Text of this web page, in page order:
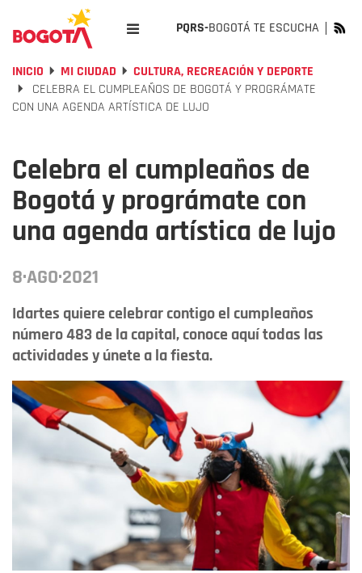
PQRS-BOGOTÁ TE ESCUCHA
INICIO MI CIUDAD
CULTURA, RECREACIÓN Y DEPORTE
CELEBRA EL CUMPLEAÑOS DE BOGOTÁ Y PROGRÁMATE
CON UNA AGENDA ARTÍSTICA DE LUJO
Celebra el cumpleaños de
Bogotá y prográmate con
una agenda artística de lujo
8·AGO·2021
Idartes quiere celebrar contigo el cumpleaños
número 483 de la capital, conoce aquí todas las
actividades y únete a la fiesta.